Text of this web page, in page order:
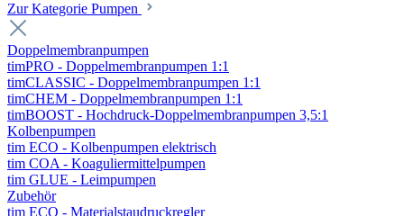
Zur Kategorie Pumpen
Doppelmembranpumpen
timPRO - Doppelmembranpumpen 1:1
timCLASSIC - Doppelmembranpumpen 1:1
timCHEM - Doppelmembranpumpen 1:1
timBOOST - Hochdruck-Doppelmembranpumpen 3,5:1
Kolbenpumpen
tim ECO - Kolbenpumpen elektrisch
tim COA - Koaguliermittelpumpen
tim GLUE - Leimpumpen
Zubehör
tim ECO - Materialstaudruckregler